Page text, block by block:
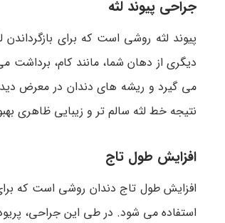
جراحی پیوند لثه
پیوند لثه روشی است که برای
دیگری از دهان شما، مانند کام، برداشت
می گیرد و ریشه های دندان در معرض دید
نتیجه خط لثه سالم تر و زیبایی ظاهری
افزایش طول تاج
افزایش طول تاج دندان روشی است که
استفاده می ‌شود. در طی این جراحی،